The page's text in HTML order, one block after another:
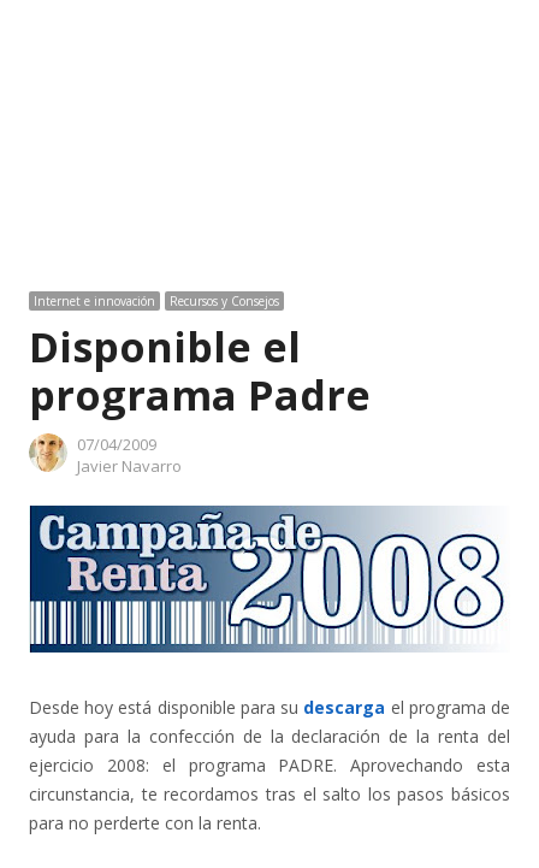
Internet e innovación Recursos y Consejos
Disponible el
programa Padre
07/04/2009
Author
Javier Navarro
Desde hoy está disponible para su descarga el programa de
ayuda para la confección de la declaración de la renta del
ejercicio 2008: el programa PADRE. Aprovechando esta
circunstancia, te recordamos tras el salto los pasos básicos
para no perderte con la renta.